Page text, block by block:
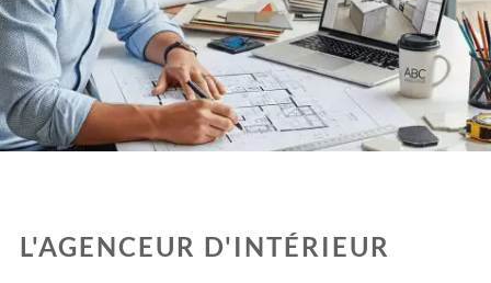
L'AGENCEUR D'INTÉRIEUR